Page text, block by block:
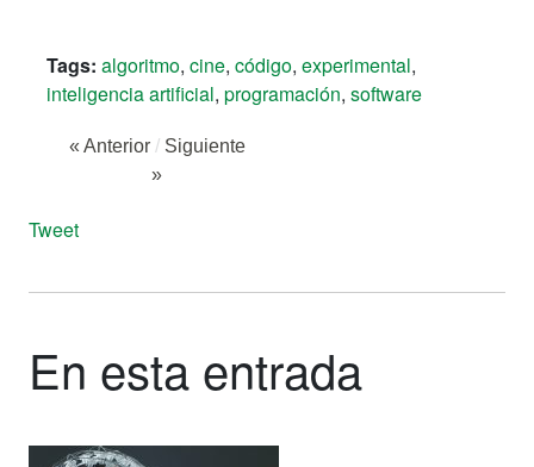
Tags: algoritmo, cine, código, experimental,
inteligencia artificial, programación, software
« Anterior / Siguiente
»
Tweet
En esta entrada